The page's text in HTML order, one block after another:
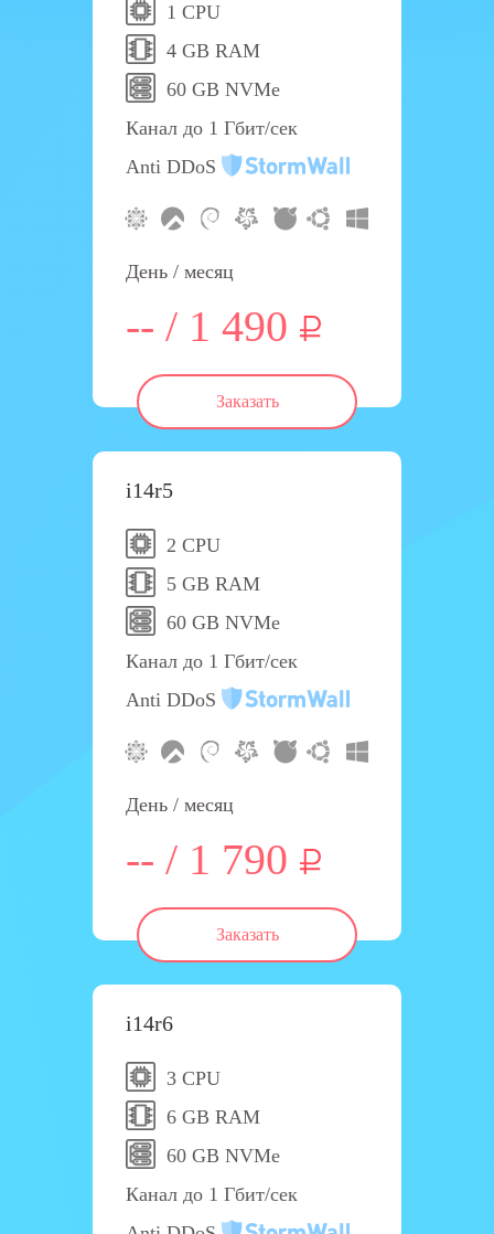
1 CPU
4 GB RAM
60 GB NVMe
Канал до 1 Гбит/сек
Anti DDoS
День / месяц
-- / 1 490
Заказать
i14r5
2 CPU
5 GB RAM
60 GB NVMe
Канал до 1 Гбит/сек
Anti DDoS
День / месяц
-- / 1 790
Заказать
i14r6
3 CPU
6 GB RAM
60 GB NVMe
Канал до 1 Гбит/сек